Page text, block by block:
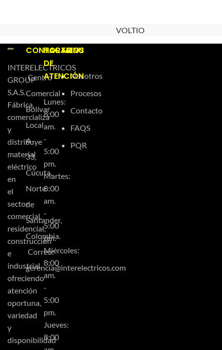
VOLTIO
INTERELECTRICOS
GROUP
S.A.S.
Fábrica,
comercializa
y
distribuye
material
eléctrico
en
el
sector
comercial,
residencial,
construcción
e
industrial
ofreciendo
atención
oportuna,
variedad
y
disponibilidad
CONTACTO
Centro
Comercial
Bolívar
Local
A-
33,
Cúcuta,
Norte
de
Santander,
Colombia.
Correo:
gerencia@interelectricos.com
HORARIOS
DE
ATENCIÓN
Lunes:
8:00
am.
-
5:00
pm.
Martes:
8:00
am.
-
5:00
pm.
Miércoles:
8:00
am.
-
5:00
pm.
Jueves:
8:00
MENU
Nosotros
Procesos
Contacto
FAQS
PQR